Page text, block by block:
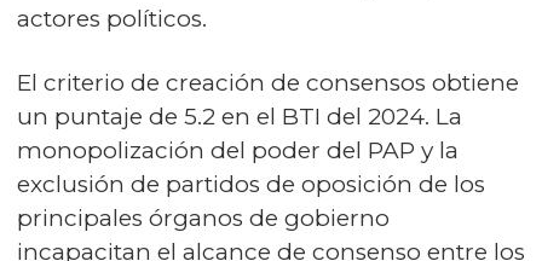
actores políticos.
El criterio de creación de consensos obtiene
un puntaje de 5.2 en el BTI del 2024. La
monopolización del poder del PAP y la
exclusión de partidos de oposición de los
principales órganos de gobierno
incapacitan el alcance de consenso entre los